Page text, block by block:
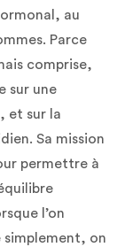
au
Parce
comprise,
sur une
et sur la
Sa mission
permettre à
l’on
on